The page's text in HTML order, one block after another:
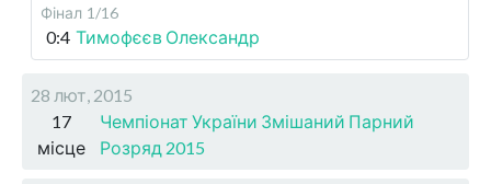
Фінал 1/16
0:4 Тимофєєв Олександр
28 лют, 2015
17
місце
Чемпіонат України Змішаний Парний
Розряд 2015